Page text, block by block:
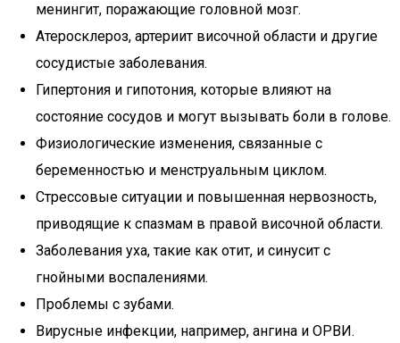
менингит, поражающие головной мозг.
Атеросклероз, артериит височной области и другие
сосудистые заболевания.
Гипертония и гипотония, которые влияют на
состояние сосудов и могут вызывать боли в голове.
Физиологические изменения, связанные с
беременностью и менструальным циклом.
Стрессовые ситуации и повышенная нервозность,
приводящие к спазмам в правой височной области.
Заболевания уха, такие как отит, и синусит с
гнойными воспалениями.
Проблемы с зубами.
Вирусные инфекции, например, ангина и ОРВИ.